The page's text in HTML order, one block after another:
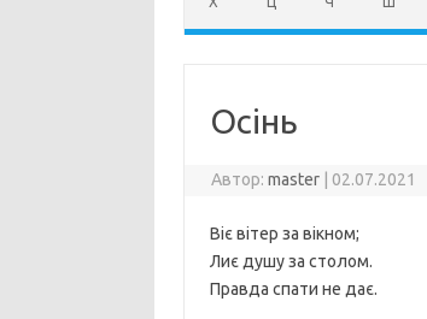
Осінь
Автор:master 02.07.2021
Віє вітер за вікном;
Лиє душу за столом.
Правда спати не дає.